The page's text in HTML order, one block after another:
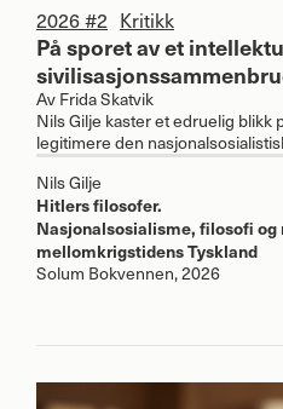
2026 #2 Kritikk
På sporet av et
AvFrida Skatvik
Nils Gilje kaster et edruelig blikk
legitimere den
Nils Gilje
Hitlers filosofer.
Nasjonalsosialisme, filosofi og
mellomkrigstidens Tyskland
Solum Bokvennen, 2026